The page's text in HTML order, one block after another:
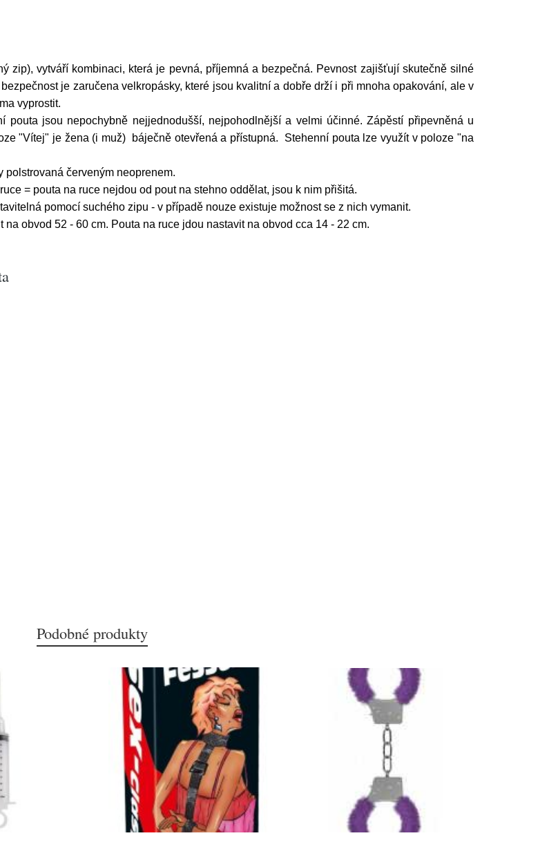
zip), vytváří kombinaci, která je pevná, příjemná a bezpečná. Pevnost zajišťují skutečně silné
je zaručena velkropásky, které jsou kvalitní a dobře drží i při mnoha opakování, ale v
vyprostit.
jsou nepochybně nejjednodušší, nejpohodlnější a velmi účinné. Zápěstí připevněná u
"Vítej" je žena (i muž) báječně otevřená a přístupná. Stehenní pouta lze využít v poloze "na
polstrovaná červeným neoprenem.
= pouta na ruce nejdou od pout na stehno oddělat, jsou k nim přišitá.
pomocí suchého zipu - v případě nouze existuje možnost se z nich vymanit.
obvod 52 - 60 cm. Pouta na ruce jdou nastavit na obvod cca 14 - 22 cm.
Podobné produkty